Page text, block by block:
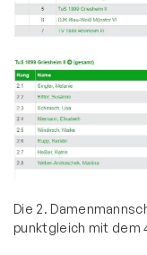
Die 2.
punktgleich mit dem
Verantwortung